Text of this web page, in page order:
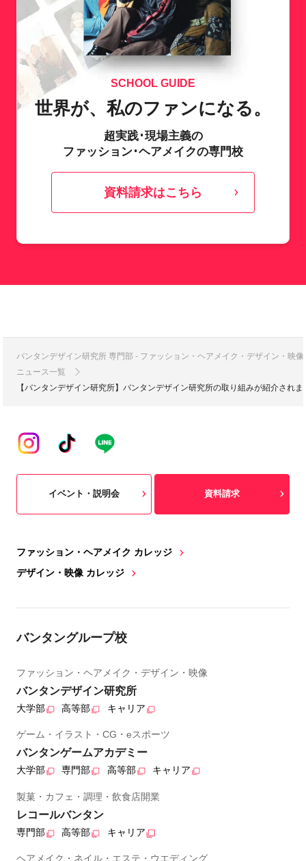
SCHOOL GUIDE
世界が、私のファンになる。
超実践･現場主義の
ファッション･ヘアメイクの専門校
資料請求はこちら
バンタンデザイン研究所 専門部 - ファッション・ヘアメイク・デザイン・映
ニュース一覧
【バンタンデザイン研究所】バンタンデザイン研究所の取り組みが紹介され
ファッション・ヘアメイク カレッジ
デザイン・映像 カレッジ
イベント・説明会 資料請求
バンタングループ校
ファッション・ヘアメイク・デザイン・映像
バンタンデザイン研究所
大学部 高等部 キャリア
ゲーム・イラスト・CG・eスポーツ
バンタンゲームアカデミー
大学部 専門部 高等部 キャリア
製菓・カフェ・調理・飲食店開業
レコールバンタン
専門部 高等部 キャリア
ヘアメイク・ネイル・エステ・ウエディング